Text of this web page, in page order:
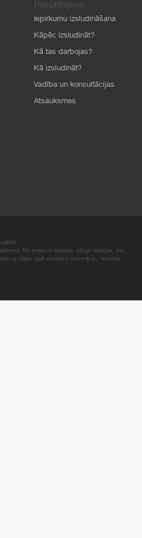
Pasūtītājiem
Iepirkumu izsludināšana
Kāpēc izsludināt?
Kā tas darbojas?
Kā izsludināt?
Vadība un konsultācijas
Atsauksmes
SIA Imperum atļaujas, stingri aizliegta. SIA
uz mājas lapā atrodamo informāciju, radušies